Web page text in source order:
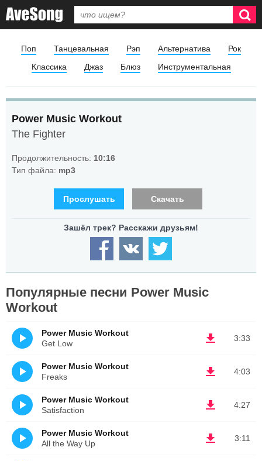
Поп Танцевальная Рэп Альтернатива
Рок
Классика
Джаз Блюз Инструментальная
Power Music Workout
The Fighter
Продолжительность: 10:16
Тип файла: mp3
Прослушать Скачать
Популярные песни Power Music
Workout
3:33
Power Music Workout
Get Low
4:03
Power Music Workout
Freaks
4:27
Power Music Workout
Satisfaction
3:11
Power Music Workout
All the Way Up